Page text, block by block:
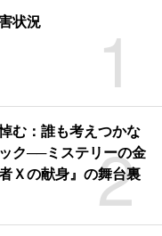
1
状況
2
む：誰も考えつかな
ク──ミステリーの金
Ｘの献身』の舞台裏